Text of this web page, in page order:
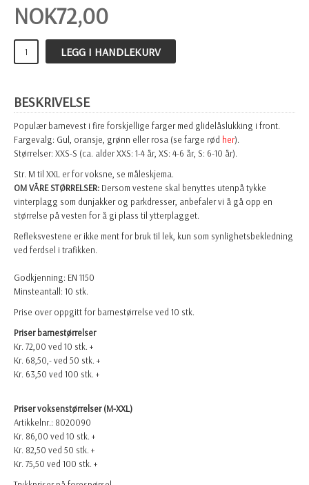
NOK72,00
LEGG I HANDLEKURV
BESKRIVELSE
Populær barnevest i fire forskjellige farger med glidelåslukking i front.
Fargevalg: Gul, oransje, grønn eller rosa (se farge rød her).
Størrelser: XXS-S (ca. alder XXS: 1-4 år, XS: 4-6 år, S: 6-10 år).
Str. M til XXL er for voksne, se måleskjema.
OM VÅRE STØRRELSER: Dersom vestene skal benyttes utenpå tykke
vinterplagg som dunjakker og parkdresser, anbefaler vi å gå opp en
størrelse på vesten for å gi plass til ytterplagget.
Refleksvestene er ikke ment for bruk til lek, kun som synlighetsbekledning
ved ferdsel i trafikken.
Godkjenning: EN 1150
Minsteantall: 10 stk.
Prise over oppgitt for barnestørrelse ved 10 stk.
Priser barnestørrelser
Kr. 72,00 ved 10 stk. +
Kr. 68,50,- ved 50 stk. +
Kr. 63,50 ved 100 stk. +
Priser voksenstørrelser (M-XXL)
Artikkelnr.: 8020090
Kr. 86,00 ved 10 stk. +
Kr. 82,50 ved 50 stk. +
Kr. 75,50 ved 100 stk. +